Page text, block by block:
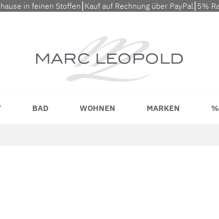
in feinen Stoffen⎮Kauf auf Rechnung über PayPal⎮5%
BAD WOHNEN MARKEN